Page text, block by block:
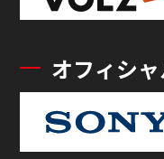
オフィシ